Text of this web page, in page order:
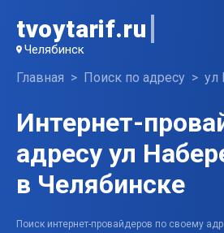
tvoytarif.ru
Челябинск
Главная Поиск по адресу ул
Интернет-
адресу ул
в Челябинске
Поиск интернет-провайдеров по своему